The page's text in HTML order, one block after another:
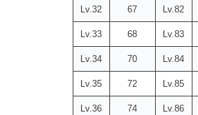
Lv.32 67 Lv.82
Lv.33 68 Lv.83
Lv.34 70 Lv.84
Lv.35 72 Lv.85
Lv.36 74 Lv.86